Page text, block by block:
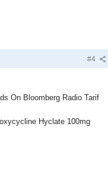
#4
On Bloomberg Radio Tarif
Hyclate 100mg